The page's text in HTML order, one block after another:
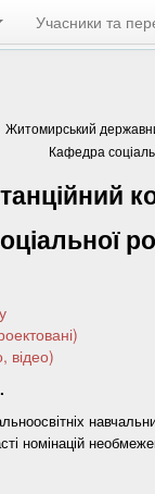
Учасники та
Житомирський
Кафедра
відео)
номінацій